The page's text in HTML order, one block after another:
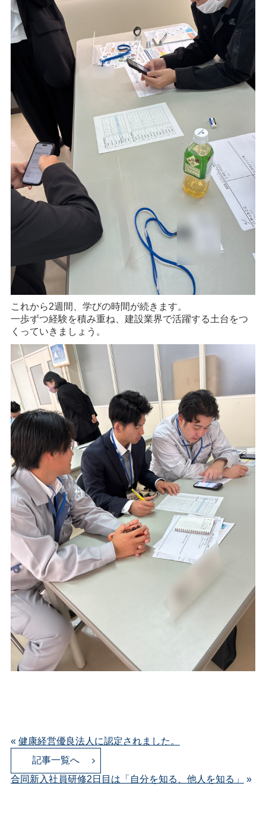
これから2週間、学びの時間が続きます。
一歩ずつ経験を積み重ね、建設業界で活躍する土台をつ
くっていきましょう。
« 健康経営優良法人に認定されました。
記事一覧へ
合同新入社員研修2日目は「自分を知る、他人を知る」
»